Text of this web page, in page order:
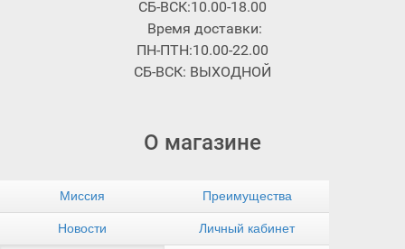
СБ-ВСК:10.00-18.00
Время доставки:
ПН-ПТН:10.00-22.00
СБ-ВСК: ВЫХОДНОЙ
О магазине
Миссия Преимущества
Новости Личный кабинет